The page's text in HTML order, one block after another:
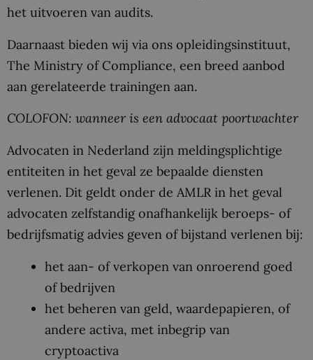
het uitvoeren van audits.
Daarnaast bieden wij via ons opleidingsinstituut,
The Ministry of Compliance, een breed aanbod
aan gerelateerde trainingen aan.
COLOFON: wanneer is een advocaat poortwachter
Advocaten in Nederland zijn meldingsplichtige
entiteiten in het geval ze bepaalde diensten
verlenen. Dit geldt onder de AMLR in het geval
advocaten zelfstandig onafhankelijk beroeps- of
bedrijfsmatig advies geven of bijstand verlenen bij:
het aan- of verkopen van onroerend goed
of bedrijven
het beheren van geld, waardepapieren, of
andere activa, met inbegrip van
cryptoactiva